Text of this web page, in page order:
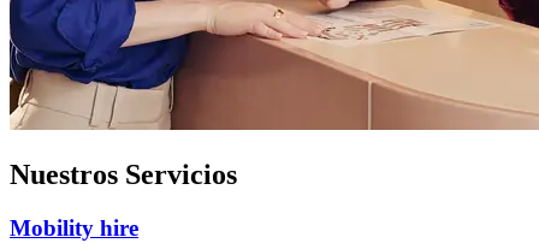
Nuestros Servicios
Mobility hire